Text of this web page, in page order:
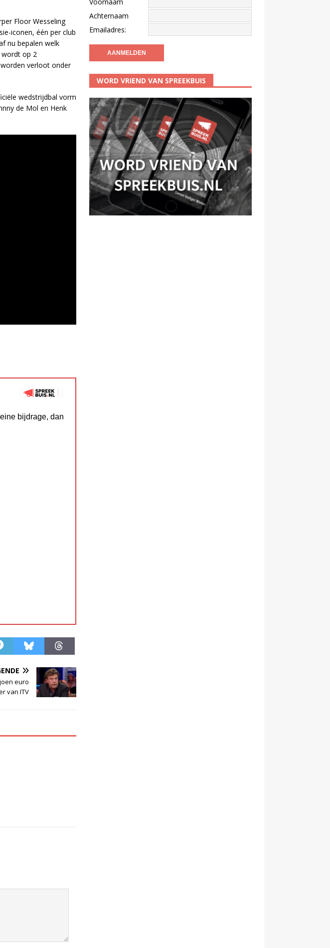
Floor Wesseling
iconen, één per club
nu bepalen welk
wordt op 2
verloot onder
wedstrijdbal vorm
de Mol en Henk
bijdrage, dan
euro
van ITV
Achternaam
Emailadres:
WORD VRIEND VAN SPREEKBUIS